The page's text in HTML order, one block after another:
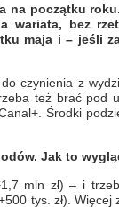
na początku
bez
maja i – jeśli
czynienia z
też brać pod
Środki
Jak to
mln zł) – i
tys. zł).